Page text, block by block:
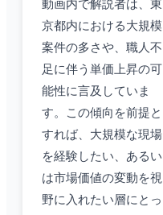
動画内で解説者は、東
京都内における大規模
案件の多さや、職人不
足に伴う単価上昇の可
能性に言及していま
す。この傾向を前提と
すれば、大規模な現場
を経験したい、あるい
は市場価値の変動を視
野に入れたい層にとっ